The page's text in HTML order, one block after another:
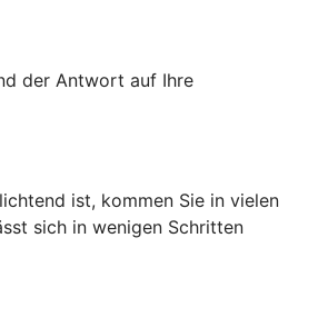
der Antwort auf Ihre
ist, kommen Sie in vielen
sich in wenigen Schritten